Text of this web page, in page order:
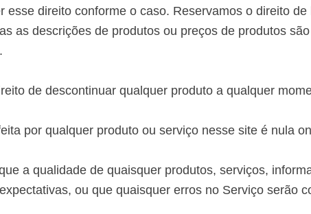
esse direito conforme o caso. Reservamos o direito
as descrições de produtos ou preços de produtos
de descontinuar qualquer produto a qualquer
por qualquer produto ou serviço nesse site é nula
a qualidade de quaisquer produtos, serviços,
ou que quaisquer erros no Serviço serão